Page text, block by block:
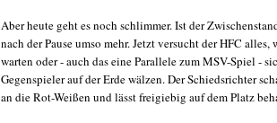
Aber heute geht es noch schlimmer. Ist der
nach der Pause umso mehr. Jetzt versucht der HFC
warten oder - auch das eine Parallele zum MSV-Spiel -
Gegenspieler auf der Erde wälzen. Der Schiedsrichter
an die Rot-Weißen und lässt freigiebig auf dem Platz